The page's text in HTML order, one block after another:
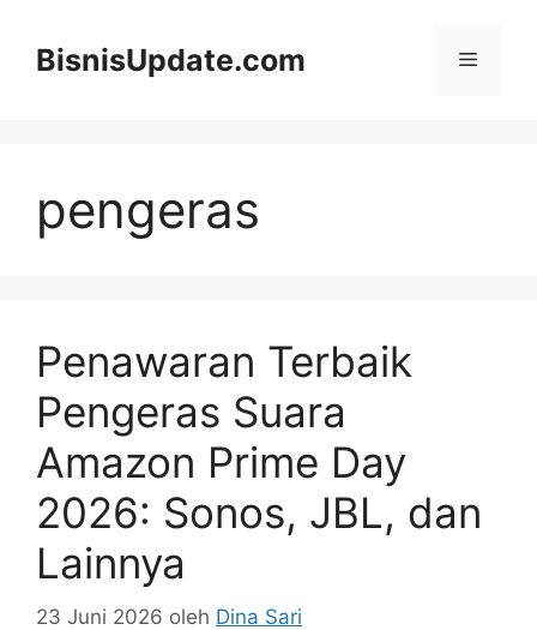
BisnisUpdate.com Menu
pengeras
Penawaran Terbaik
Pengeras Suara
Amazon Prime Day
2026: Sonos, JBL, dan
Lainnya
23 Juni 2026 oleh Dina Sari